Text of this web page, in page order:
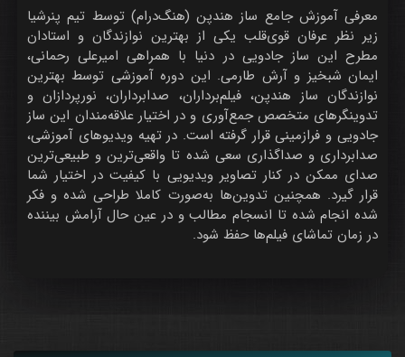
معرفی آموزش جامع ساز هندپن (هنگ‌درام) توسط تیم پنرشیا
زیر نظر عرفان قوی‌قلب یکی از بهترین نوازندگان و استادان
مطرح این ساز جادویی در دنیا با همراهی امیرعلی رحمانی،
ایمان شبخیز و آرش طارمی. این دوره آموزشی توسط بهترین
نوازندگان ساز هندپن، فیلم‌برداران، صدابرداران، نورپردازان و
تدوینگرهای متخصص جمع‌آوری و در اختیار علاقه‌مندان این ساز
جادویی و فرازمینی قرار گرفته است. در تهیه ویدیوهای آموزشی،
صدابرداری و صداگذاری سعی شده تا واقعی‌ترین و طبیعی‌ترین
صدای ممکن در کنار تصاویر ویدیویی با کیفیت در اختیار شما
قرار گیرد. همچنین تدوین‌ها به‌صورت کاملا طراحی شده و فکر
شده انجام شده تا انسجام مطالب و در عین حال آرامش بیننده
در زمان تماشای فیلم‌ها حفظ شود.